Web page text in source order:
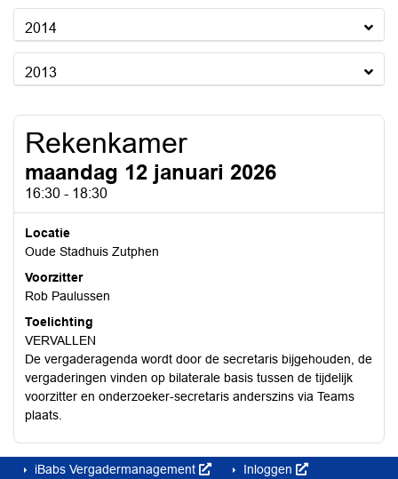
2014
2013
Rekenkamer
maandag 12 januari 2026
16:30 - 18:30
Locatie
Oude Stadhuis Zutphen
Voorzitter
Rob Paulussen
Toelichting
VERVALLEN
De vergaderagenda wordt door de secretaris bijgehouden, de
vergaderingen vinden op bilaterale basis tussen de tijdelijk
voorzitter en onderzoeker-secretaris anderszins via Teams
plaats.
iBabs Vergadermanagement Inloggen